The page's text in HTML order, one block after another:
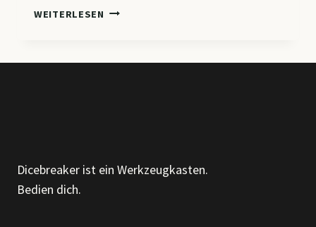
WEITERLESEN EIN
Dicebreaker ist ein Werkzeugkasten.
Bedien dich.